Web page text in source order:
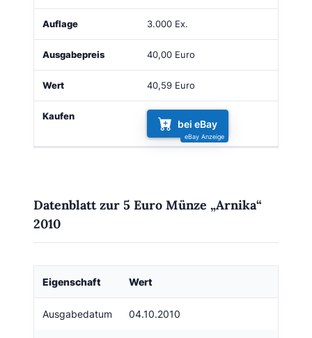
3.000 Ex.
40,00 Euro
40,59 Euro
bei eBay
Datenblatt zur 5 Euro Münze „Arnika“
2010
Eigenschaft Wert
Ausgabedatum 04.10.2010